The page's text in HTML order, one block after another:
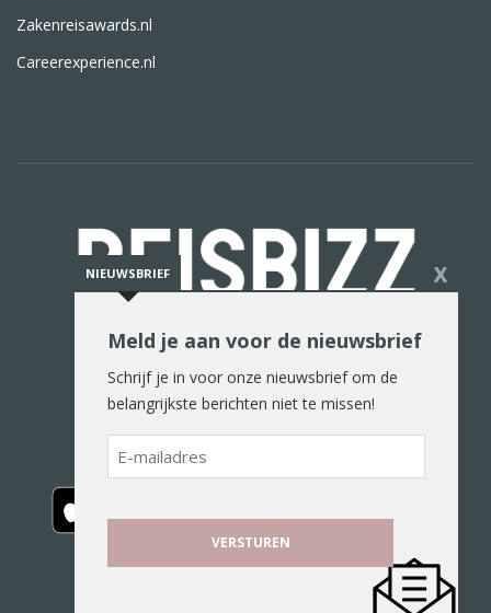
Zakenreisawards.nl
Careerexperience.nl
De reiswereld in woord en beeld
NIEUWSBRIEF X
Meld je aan voor de nieuwsbrief
Schrijf je in voor onze nieuwsbrief om de
belangrijkste berichten niet te missen!
E-
mailadres